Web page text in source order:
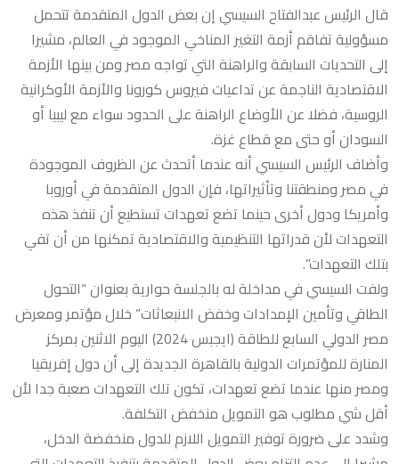
قال الرئيس عبدالفتاح السيسي إن بعض الدول المتقدمة تتحمل
مسؤولية تفاقم أزمة التغير المناخي الموجود في العالم، مشيرا
إلى التحديات السابقة والراهنة التي تواجه مصر ومن بينها الأزمة
الاقتصادية الناجمة عن تداعيات فيروس كورونا والأزمة الأوكرانية
الروسية، فضلا عن الأوضاع الراهنة على الحدود سواء مع ليبيا أو
السودان أو حتى مع قطاع غزة.
وأضاف الرئيس السيسي أنه عندما أتحدث عن الظروف الموجودة
في مصر ومنطقتنا وتأثيراتها، فإن الدول المتقدمة في أوروبا
وأمريكا ودول أخرى حينما تضع تعهدات تستطيع أن تنفذ هذه
التعهدات لأن قدراتها التنظيمية والاقتصادية تمكنها من أن تفي
بتلك التعهدات”.
ولفت السيسي في مداخلة له بالجلسة حوارية بعنوان “التحول
الطاقي وتأمين الإمدادات وخفض الانبعاثات” خلال مؤتمر ومعرض
مصر الدولي السابع للطاقة (ايجبس 2024) اليوم الاثنين بمركز
المنارة للمؤتمرات الدولية بالقاهرة الجديدة إلى أن دول إفريقيا
ومصر منها عندما تضع تعهدات، تكون تلك التعهدات صعبة جدا لأن
أقل شي مطلوب هو التمويل منخفض التكلفة.
وشدد على ضرورة توفير التمويل اللازم للدول منخفضة الدخل،